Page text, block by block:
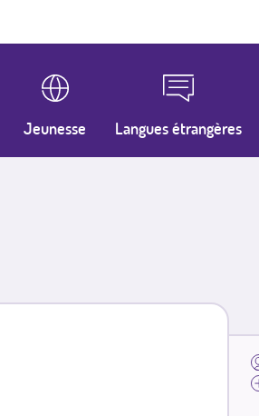
Jeunesse Langues étrangères